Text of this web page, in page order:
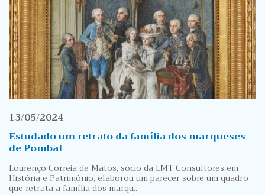
13/05/2024
Estudado um retrato da família dos marqueses
de Pombal
Lourenço Correia de Matos, sócio da LMT Consultores em
História e Património, elaborou um parecer sobre um quadro
que retrata a família dos marqu...